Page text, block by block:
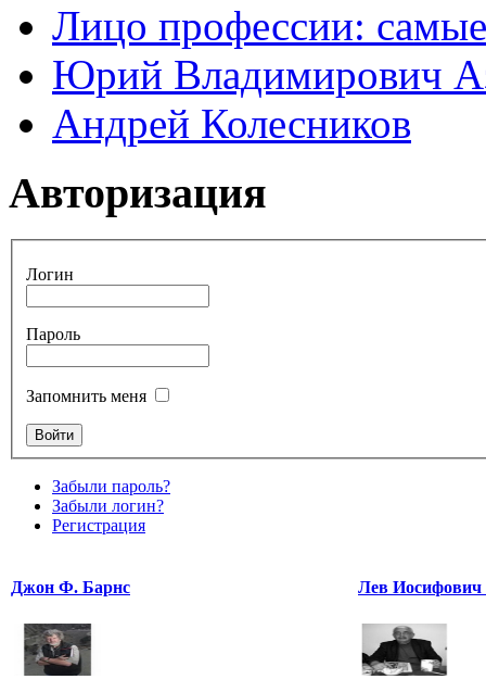
Лицо профессии:
Юрий Владимирович
Андрей Колесников
Авторизация
Логин
Пароль
Запомнить меня
Забыли пароль?
Забыли логин?
Регистрация
Джон Ф. Барнс Лев Иосифович